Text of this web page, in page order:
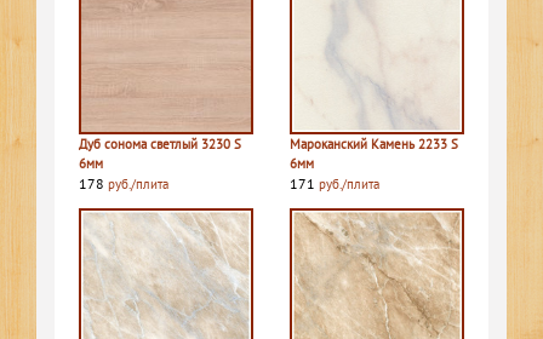
Дуб сонома светлый 3230 S
6мм
178 руб./плита
Мароканский Камень 2233 S
6мм
171 руб./плита